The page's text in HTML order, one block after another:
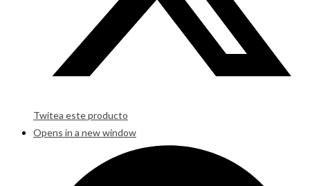
Twitea este producto
Opens in a new window